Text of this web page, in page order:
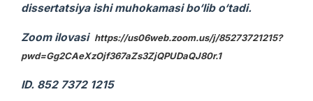
dissertatsiya ishi muhokamasi bo‘lib o‘tadi.
Zoom ilovasi https://us06web.zoom.us/j/85273721215?
pwd=Gg2CAeXzOjf367aZs3ZjQPUDaQJ80r.1
ID. 852 7372 1215